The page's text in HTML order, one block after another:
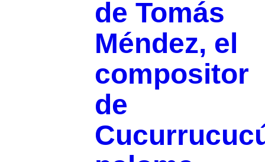
de Tomás
Méndez, el
compositor
de